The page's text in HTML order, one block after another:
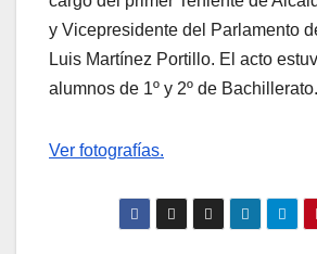
y Vicepresidente del Parlamento
Luis Martínez Portillo. El acto
alumnos de 1º y 2º de Bachillerato.
Ver fotografías.